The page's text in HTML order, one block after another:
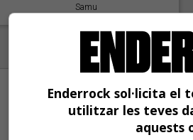
Samu
Enderrock sol·licita el
utilitzar les teves
aquests